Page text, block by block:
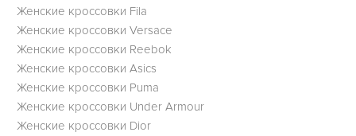
Женские кроссовки Fila
Женские кроссовки Versace
Женские кроссовки Reebok
Женские кроссовки Asics
Женские кроссовки Puma
Женские кроссовки Under Armour
Женские кроссовки Dior